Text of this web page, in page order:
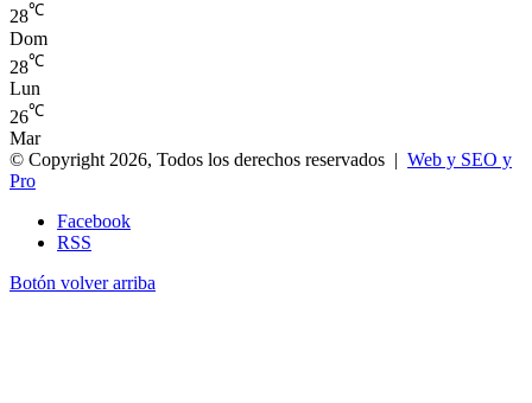
28℃
Dom
28℃
Lun
26℃
Mar
© Copyright 2026, Todos los derechos reservados | Web y SEO y
Pro
Facebook
RSS
Botón volver arriba